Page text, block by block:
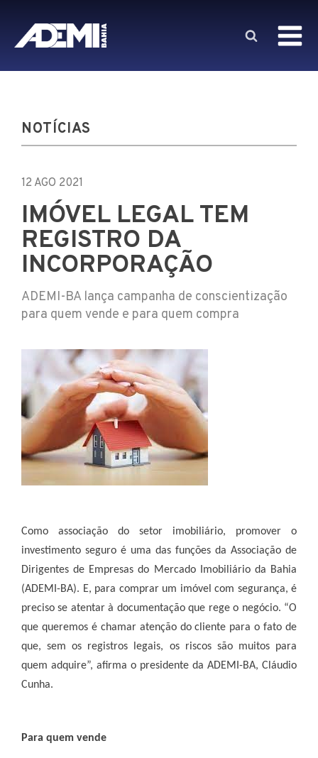
NOTÍCIAS
12 AGO 2021
IMÓVEL LEGAL TEM
REGISTRO DA
INCORPORAÇÃO
ADEMI-BA lança campanha de conscientização
para quem vende e para quem compra
Como associação do setor imobiliário, promover o
investimento seguro é uma das funções da Associação de
Dirigentes de Empresas do Mercado Imobiliário da Bahia
(ADEMI-BA). E, para comprar um imóvel com segurança, é
preciso se atentar à documentação que rege o negócio. “O
que queremos é chamar atenção do cliente para o fato de
que, sem os registros legais, os riscos são muitos para
quem adquire”, afirma o presidente da ADEMI-BA, Cláudio
Cunha.
Para quem vende